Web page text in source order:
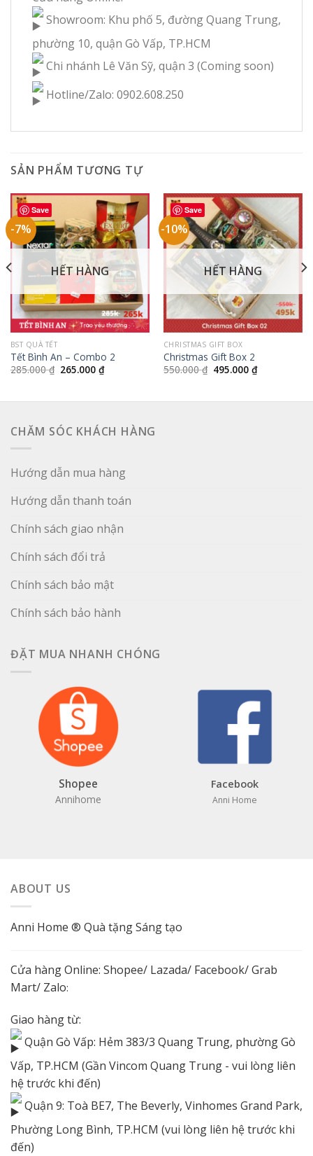
Showroom: Khu phố 5, đường Quang Trung,
phường 10, quận Gò Vấp, TP.HCM
Chi nhánh Lê Văn Sỹ, quận 3 (Coming soon)
Hotline/Zalo: 0902.608.250
SẢN PHẨM TƯƠNG TỰ
Save
-7%
HẾT HÀNG
BST QUÀ TẾT
Tết Bình An – Combo 2
285.000₫ Giá
265.000 ₫Giá
hiện
265.000 ₫.
Save
-10%
HẾT HÀNG
CHRISTMAS GIFT BOX
Christmas Gift Box 2
550.000₫ Giá
495.000 ₫Giá
hiện
495.000 ₫.
CHĂM SÓC KHÁCH HÀNG
Hướng dẫn mua hàng
Hướng dẫn thanh toán
Chính sách giao nhận
Chính sách đổi trả
Chính sách bảo mật
Chính sách bảo hành
ĐẶT MUA NHANH CHÓNG
Shopee
Annihome
Facebook
Anni Home
ABOUT US
Anni Home ® Quà tặng Sáng tạo
Cửa hàng Online: Shopee/ Lazada/ Facebook/ Grab
Mart/ Zalo:
Giao hàng từ:
Quận Gò Vấp: Hẻm 383/3 Quang Trung, phường Gò
Vấp, TP.HCM (Gần Vincom Quang Trung - vui lòng liên
hệ trước khi đến)
Quận 9: Toà BE7, The Beverly, Vinhomes Grand Park,
Phường Long Bình, TP.HCM (vui lòng liên hệ trước khi
đến)